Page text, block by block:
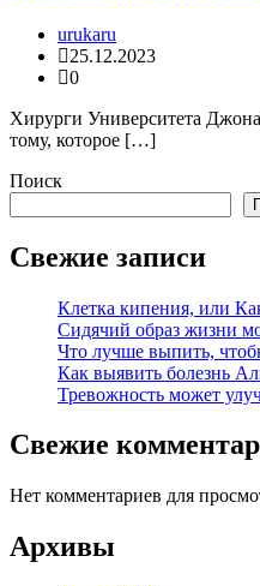
urukaru
25.12.2023
0
Хирурги Университета
тому, которое […]
Поиск
Свежие записи
Клетка кипения, или
Сидячий образ жизни
Что лучше выпить,
Как выявить болезнь
Тревожность может
Свежие
Нет комментариев для
Архивы